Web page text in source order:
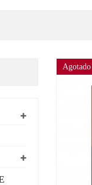
Agotado